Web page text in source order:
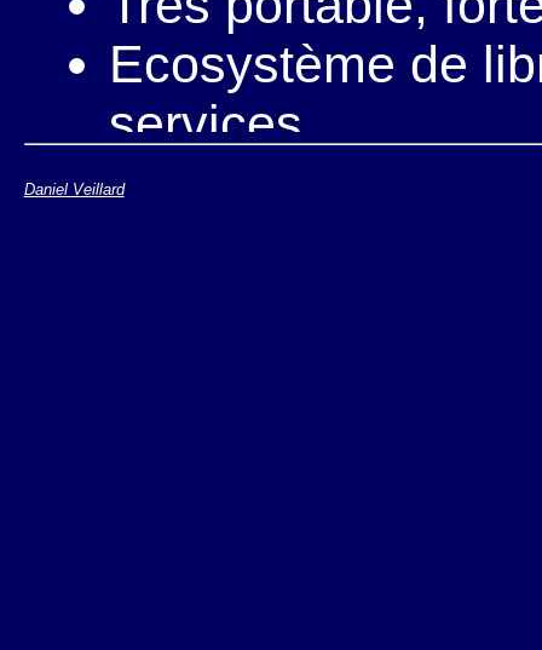
Ecosystème de
services
Add-on ou
Daniel Veillard